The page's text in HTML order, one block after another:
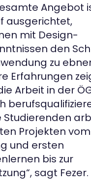
Angebot
ausgerichtet,
mit Design-
den
zu
Erfahrungen
Arbeit in der
Studierenden
Projekten vom
und ersten
bis zur
sagt Fezer.